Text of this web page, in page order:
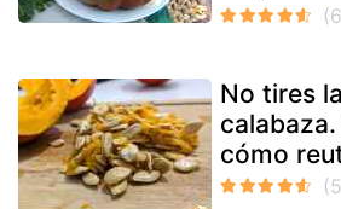
No tires
calabaza.
cómo